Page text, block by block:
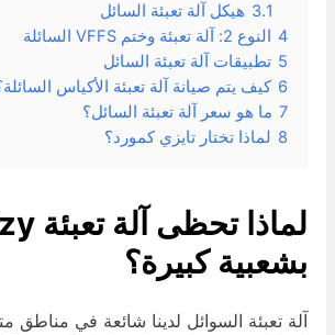
هيكل آلة تعبئة السائل
النوع 2: آلة تعبئة وختم VFFS السائلة
تطبيقات آلة تعبئة السائل
كيف يتم صيانة آلة تعبئة الأكياس السائلة؟
ما هو سعر آلة تعبئة السائل؟
لماذا تختار تايزي كمورد؟
بشعبية كبيرة؟
آلة تعبئة السوائل لدينا شائعة في مناطق